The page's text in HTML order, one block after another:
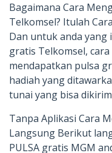
Bagaimana Cara
Telkomsel? Itulah
Dan untuk anda yang
gratis Telkomsel,
mendapatkan pulsa
hadiah yang
tunai yang bisa
Tanpa Aplikasi Cara
Langsung Berikut
PULSA gratis MGM